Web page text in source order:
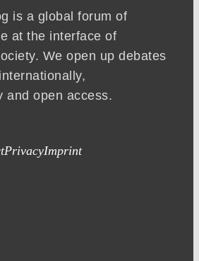
is a global forum of
at the interface of
We open up debates
and open access.
PrivacyImprint